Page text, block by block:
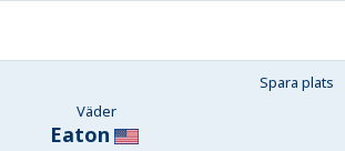
Spara plats
Väder
Eaton